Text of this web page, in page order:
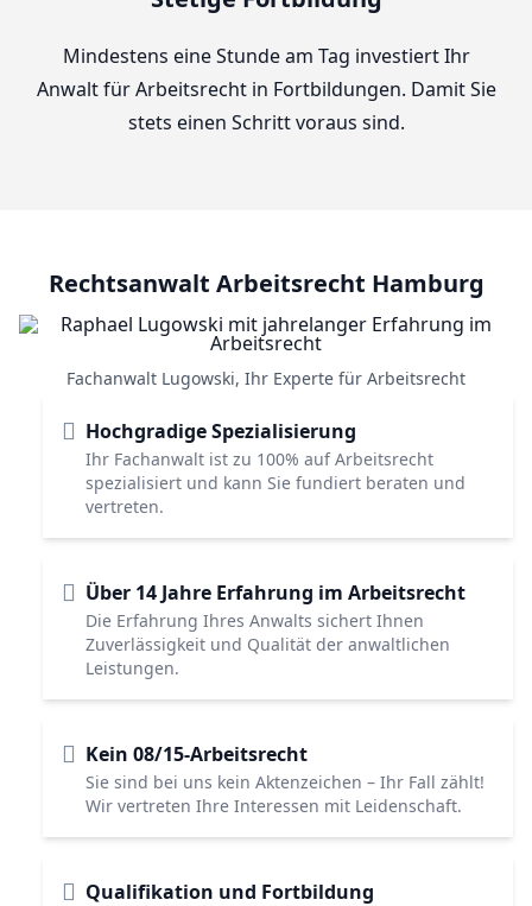
Mindestens eine Stunde am Tag investiert Ihr
Anwalt für Arbeitsrecht in Fortbildungen. Damit Sie
stets einen Schritt voraus sind.
Rechtsanwalt Arbeitsrecht Hamburg
Fachanwalt Lugowski, Ihr Experte für Arbeitsrecht
Hochgradige Spezialisierung
Ihr Fachanwalt ist zu 100% auf Arbeitsrecht
spezialisiert und kann Sie fundiert beraten und
vertreten.
Über 14 Jahre Erfahrung im Arbeitsrecht
Die Erfahrung Ihres Anwalts sichert Ihnen
Zuverlässigkeit und Qualität der anwaltlichen
Leistungen.
Kein 08/15-Arbeitsrecht
Sie sind bei uns kein Aktenzeichen – Ihr Fall zählt!
Wir vertreten Ihre Interessen mit Leidenschaft.
Qualifikation und Fortbildung